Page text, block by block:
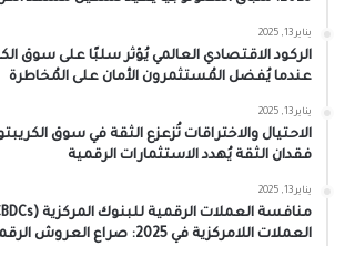
يناير 13, 2025
عندما يُفضل المُستثمرون الأمان على المُخاطرة
يناير 13, 2025
فقدان الثقة يُهدد الاستثمارات الرقمية
يناير 13, 2025
العملات اللامركزية في 2025: صراع العروش الرقمية